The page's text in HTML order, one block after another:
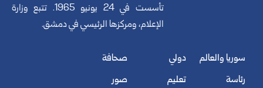
تأسست في 24 يونيو 1965. تتبع وزارة
الإعلام، ومركزها الرئيسي في دمشق.
سوريا والعالم
رئاسة
دولي
تعليم
صحافة
صور